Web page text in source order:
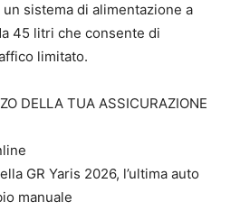
sistema di alimentazione a
45 litri che consente di
limitato.
DELLA TUA ASSICURAZIONE
GR Yaris 2026, l’ultima auto
manuale